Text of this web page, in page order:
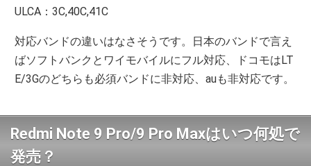
ULCA：3C,40C,41C
対応バンドの違いはなさそうです。日本のバンドで言え
ばソフトバンクとワイモバイルにフル対応、ドコモはLT
E/3Gのどちらも必須バンドに非対応、auも非対応です。
Redmi Note 9 Pro/9 Pro Maxはいつ何処で
発売？